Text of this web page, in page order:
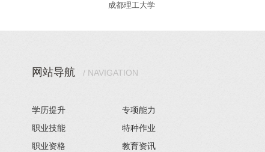
成都理工大学
网站导航 / NAVIGATION
学历提升
专项能力
职业技能
特种作业
职业资格
教育资讯